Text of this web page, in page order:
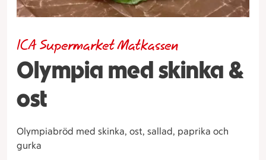
Olympia med skinka &
ost
ICA Supermarket Matkassen
Olympiabröd med skinka, ost, sallad, paprika och
gurka